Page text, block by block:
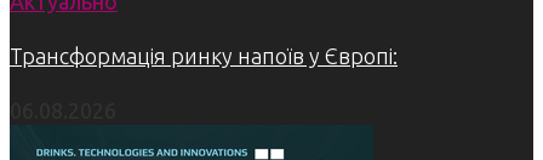
Трансформація ринку напоїв у Європі: